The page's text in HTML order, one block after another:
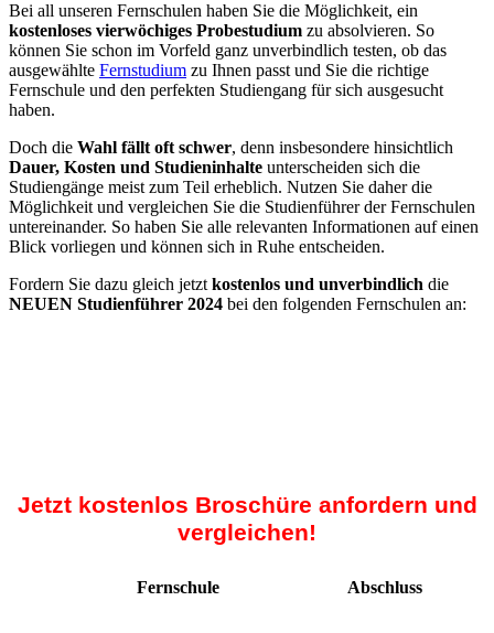
Bei all unseren Fernschulen haben Sie die Möglichkeit, ein
kostenloses vierwöchiges Probestudium zu absolvieren. So
können Sie schon im Vorfeld ganz unverbindlich testen, ob das
ausgewählte Fernstudium zu Ihnen passt und Sie die richtige
Fernschule und den perfekten Studiengang für sich ausgesucht
haben.
Doch die Wahl fällt oft schwer, denn insbesondere hinsichtlich
Dauer, Kosten und Studieninhalte unterscheiden sich die
Studiengänge meist zum Teil erheblich. Nutzen Sie daher die
Möglichkeit und vergleichen Sie die Studienführer der Fernschulen
untereinander. So haben Sie alle relevanten Informationen auf einen
Blick vorliegen und können sich in Ruhe entscheiden.
Fordern Sie dazu gleich jetzt kostenlos und unverbindlich die
NEUEN Studienführer 2024 bei den folgenden Fernschulen an:
Jetzt kostenlos Broschüre anfordern und
vergleichen!
Fernschule Abschluss